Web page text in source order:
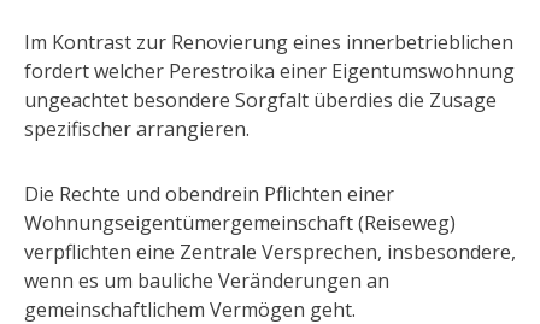
Im Kontrast zur Renovierung eines innerbetrieblichen
fordert welcher Perestroika einer Eigentumswohnung
ungeachtet besondere Sorgfalt überdies die Zusage
spezifischer arrangieren.
Die Rechte und obendrein Pflichten einer
Wohnungseigentümergemeinschaft (Reiseweg)
verpflichten eine Zentrale Versprechen, insbesondere,
wenn es um bauliche Veränderungen an
gemeinschaftlichem Vermögen geht.